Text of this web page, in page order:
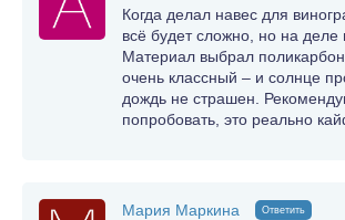
Когда делал навес для
всё будет сложно, но на деле
Материал выбрал
очень классный – и солнце
дождь не страшен.
попробовать, это реально
Мария Маркина Ответить